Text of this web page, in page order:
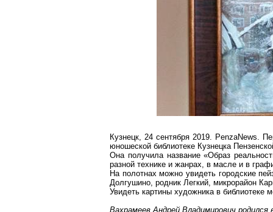
Кузнецк, 24 сентября 2019. PenzaNews.
юношеской библиотеке Кузнецка
Она получила название «Образ
разной технике и жанрах, в масле и в
На полотнах можно увидеть городские
Долгушино, родник Легкий, микрорайон
Увидеть картины художника в библиотеке
Вахрамеев Андрей Владимирович родился